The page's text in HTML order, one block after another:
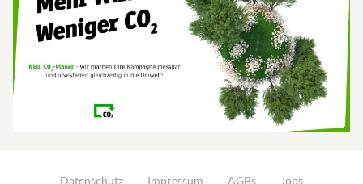
Datenschutz Impressum AGBs Jobs